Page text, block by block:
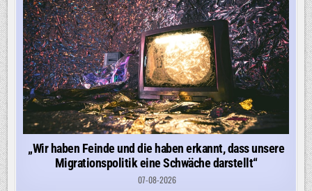
„Wir haben Feinde und die haben erkannt, dass unsere
Migrationspolitik eine Schwäche darstellt“
07-08-2026